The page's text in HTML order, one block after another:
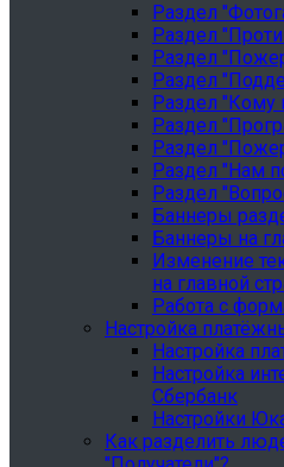
Раздел
Раздел
Раздел
Раздел
Раздел "Кому
Раздел
Раздел
Раздел "Нам
Раздел
Баннеры
Баннеры на
Изменение
на главной
Работа с
Настройка
Настройка
Настройка
Сбербанк
Настройки
Как разделить